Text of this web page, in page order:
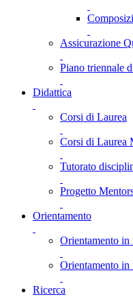
Assicurazione
Piano triennale
Didattica
Corsi di Laurea
Corsi di Laurea
Tutorato
Progetto
Orientamento
Orientamento in
Orientamento in
Ricerca